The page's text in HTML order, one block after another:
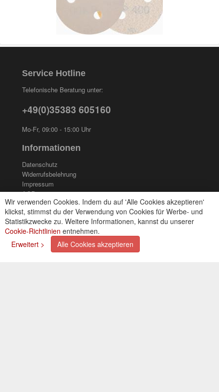
Wir verwenden Cookies. Indem du auf 'Alle Cookies akzeptieren'
klickst, stimmst du der Verwendung von Cookies für Werbe- und
Statistikzwecke zu. Weitere Informationen, kannst du unserer
Cookie-Richtlinien entnehmen.
Erweitert >
Alle Cookies akzeptieren
Service Hotline
Telefonische Beratung unter:
+49(0)35383 605160
Mo-Fr, 09:00 - 15:00 Uhr
Informationen
Datenschutz
Widerrufsbelehrung
Impressum
AGB
Kontakt
Cookies einstellungen
Zahlungsarten